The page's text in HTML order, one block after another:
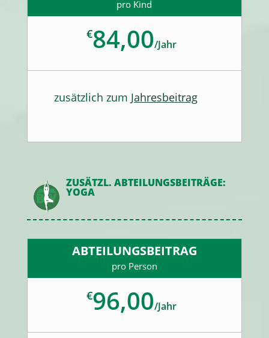
pro Kind
€84,00/Jahr
zusätzlich zum Jahresbeitrag
ZUSÄTZL. ABTEILUNGSBEITRÄGE:
YOGA
ABTEILUNGSBEITRAG
pro Person
€96,00/Jahr